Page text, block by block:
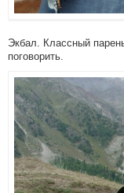
Экбал. Классный
поговорить.